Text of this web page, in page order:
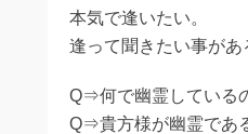
本気で逢いたい。
逢って聞きたい事があ
Q⇒何で幽霊している
Q⇒貴方様が幽霊であ